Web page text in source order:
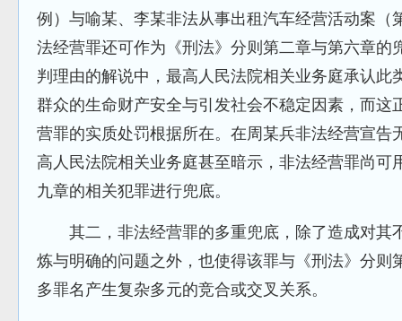
例）与喻某、李某非法从事出租汽车经营活动案（
法经营罪还可作为《刑法》分则第二章与第六章的
判理由的解说中，最高人民法院相关业务庭承认此
群众的生命财产安全与引发社会不稳定因素，而这
营罪的实质处罚根据所在。在周某兵非法经营宣告
高人民法院相关业务庭甚至暗示，非法经营罪尚可
九章的相关犯罪进行兜底。
其二，非法经营罪的多重兜底，除了造成对其
炼与明确的问题之外，也使得该罪与《刑法》分则
多罪名产生复杂多元的竞合或交叉关系。